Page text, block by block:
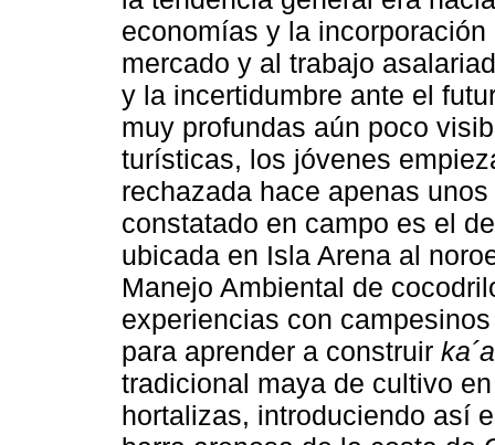
economías y la
mercado y al trabajo
y la incertidumbre ante el
muy profundas aún poco
turísticas, los jóvenes
rechazada hace apenas
constatado en campo es el
ubicada en Isla Arena al
Manejo Ambiental de
experiencias con
para aprender a construir
tradicional maya de cultivo
hortalizas, introduciendo así